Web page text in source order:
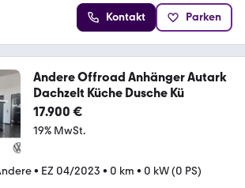
Kontakt Parken
Andere Offroad Anhänger Autark
Dachzelt Küche Dusche Kü
17.900 €
19% MwSt.
• EZ 04/2023 • 0 km • 0 kW (0 PS)